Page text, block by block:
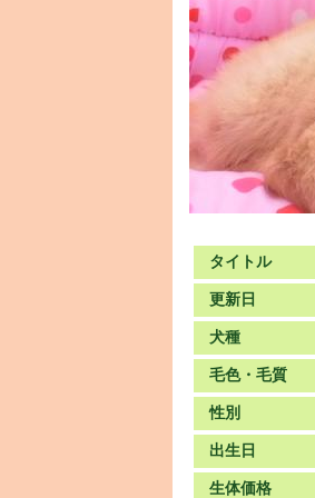
タイトル
更新日
犬種
毛色・毛質
性別
出生日
生体価格